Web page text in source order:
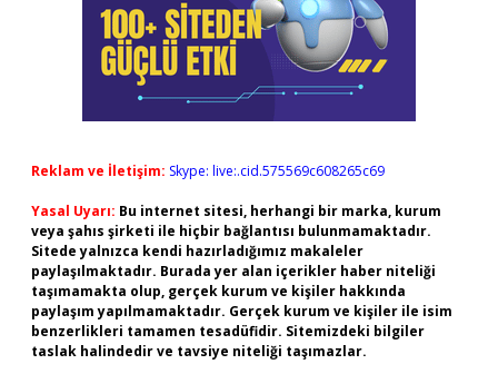
Reklam ve İletişim: Skype: live:.cid.575569c608265c69
Yasal Uyarı: Bu internet sitesi, herhangi bir marka, kurum
veya şahıs şirketi ile hiçbir bağlantısı bulunmamaktadır.
Sitede yalnızca kendi hazırladığımız makaleler
paylaşılmaktadır. Burada yer alan içerikler haber niteliği
taşımamakta olup, gerçek kurum ve kişiler hakkında
paylaşım yapılmamaktadır. Gerçek kurum ve kişiler ile isim
benzerlikleri tamamen tesadüfidir. Sitemizdeki bilgiler
taslak halindedir ve tavsiye niteliği taşımazlar.